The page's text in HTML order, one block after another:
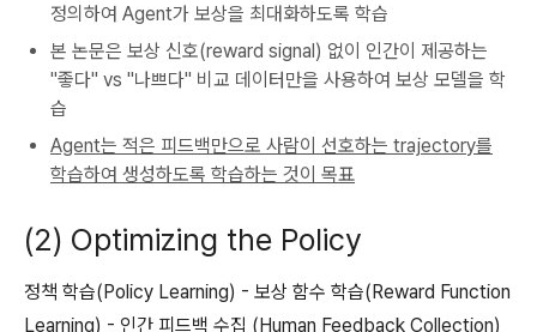
정의하여 Agent가 보상을 최대화하도록 학습
본 논문은 보상 신호(reward signal) 없이 인간이 제공하는
"좋다" vs "나쁘다" 비교 데이터만을 사용하여 보상 모델을 학
습
Agent는 적은 피드백만으로 사람이 선호하는 trajectory를
학습하여 생성하도록 학습하는 것이 목표
(2) Optimizing the Policy
정책 학습(Policy Learning) - 보상 함수 학습(Reward Function
Learning) - 인간 피드백 수집 (Human Feedback Collection)